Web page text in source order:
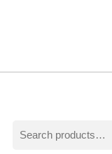
for: